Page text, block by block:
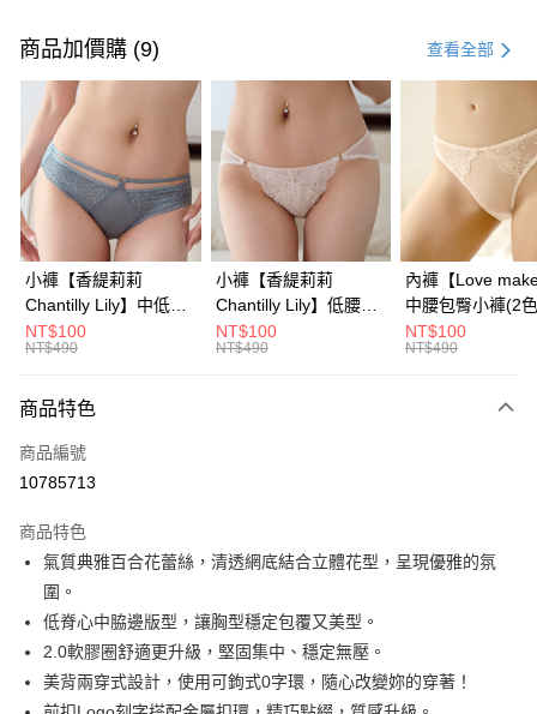
信用卡一次付款
信用卡分期付款
3 期 0 利率 每期 NT$396
合作金庫商業銀行
第一商業銀行
華南商業銀行
彰化商業銀行
上海商業儲蓄銀行
台北富邦商業銀行
國泰世華商業銀行
兆豐國際商業銀行
臺灣中小企業銀行
台中商業銀行
匯豐（台灣）商業銀行
華泰商業銀行
聯邦商業銀行
遠東國際商業銀行
元大商業銀行
台灣樂天信用卡公司
6 期 0 利率 每期 NT$198 21家銀行
合作金庫商業銀行
第一商業銀行
華南商業銀行
彰化商業銀行
上海商業儲蓄銀行
台北富邦商業銀行
國泰世華商業銀行
兆豐國際商業銀行
臺灣中小企業銀行
台中商業銀行
匯豐（台灣）商業銀行
聯邦商業銀行
玉山商業銀行
台灣樂天信用卡公司
超商取貨付款
LINE Pay
Apple Pay
街口支付
相關說明
【大哥付你分期使用說明】
2.付款方式選擇「大哥付你分期」，訂單成立後會自動跳轉到大哥付的交易
流程，驗證手機門號後，選擇欲分期的期數、繳款截止日，確認付款後即完
成交易。
3.實際核准額度、可分期數及費用金額請依後續交易確認頁面所載為準。
4.訂單成立30分鐘內，如未前往確認交易或遇審核未通過，訂單將自動取
法說明評估內容。
【繳款方式說明】
1.分期款項不併入電信帳單，「大哥付你分期」於每月結算日後寄送繳費提
相關說明
【關於「AFTEE先享後付」】
AFTEE先享後付是「在收到商品之後才付款」的支付方式。 讓您購物簡單
便利好安心！
１．簡單：不需註冊會員、不需綁卡、不需儲值。
２．便利：只要手機號碼，簡訊認證，即可結帳。
３．安心：先確認商品／服務後，再付款。
相關說明
會員帳號後，即可在購物車使用 Hami Point 折抵消費金額 (1點等於1元)。
ATM付款
商品加價購 (9) 查看全部
小褲【香緹莉莉
Chantilly Lily】中低腰
蕾絲包臀內褲​(2色)
NT$100
NT$490
小褲【香緹莉莉
Chantilly Lily】低腰蕾
絲半包臀內褲​(2色)
NT$100
NT$490
內褲【Love
中腰包臀小褲​(2
NT$100
NT$490
商品特色
商品編號
10785713
商品特色
氣質典雅百合花蕾絲，清透網底結合立體花型，呈現優雅的氛
圍。​
低脊心中脇邊版型，讓胸型穩定包覆又美型。​
2.0軟膠圈舒適更升級，堅固集中、穩定無壓。​
美背兩穿式設計，使用可鉤式0字環，隨心改變妳的穿著！​